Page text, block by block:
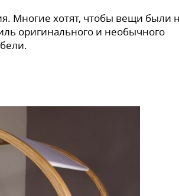
Многие хотят, чтобы вещи были
оригинального и необычного